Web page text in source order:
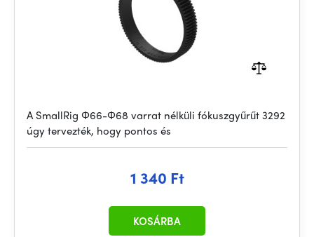
A SmallRig Φ66-Φ68 varrat nélküli fókuszgyűrűt 3292
úgy tervezték, hogy pontos és
1 340 Ft
KOSÁRBA